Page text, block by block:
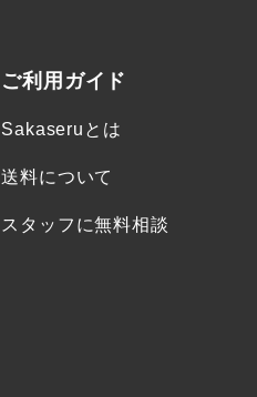
ご利用ガイド
Sakaseruとは
送料について
スタッフに無料相談